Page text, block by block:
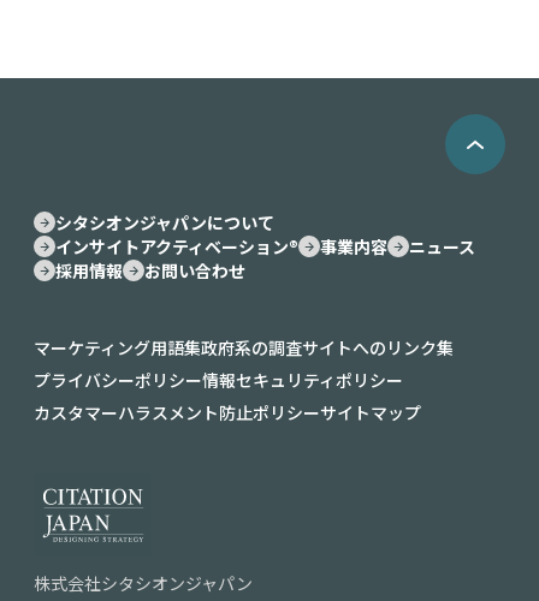
シタシオンジャパンについて
インサイトアクティベーション®︎
事業内容
ニュース
採用情報
お問い合わせ
マーケティング用語集政府系の調査サイトへのリンク集
プライバシーポリシー情報セキュリティポリシー
カスタマーハラスメント防止ポリシーサイトマップ
株式会社シタシオンジャパン